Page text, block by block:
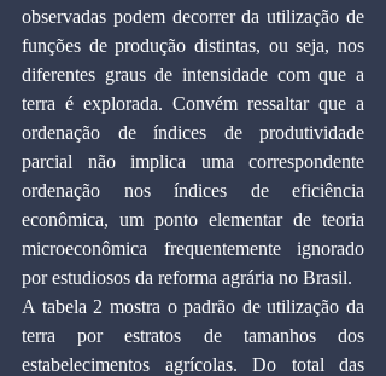
observadas podem decorrer da utilização de
funções de produção distintas, ou seja, nos
diferentes graus de intensidade com que a
terra é explorada. Convém ressaltar que a
ordenação de índices de produtividade
parcial não implica uma correspondente
ordenação nos índices de eficiência
econômica, um ponto elementar de teoria
microeconômica frequentemente ignorado
por estudiosos da reforma agrária no Brasil.
A tabela 2 mostra o padrão de utilização da
terra por estratos de tamanhos dos
estabelecimentos agrícolas. Do total das